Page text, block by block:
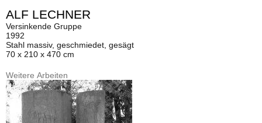
ALF LECHNER
Versinkende Gruppe
1992
Stahl massiv, geschmiedet, gesägt
70 x 210 x 470 cm
Weitere Arbeiten